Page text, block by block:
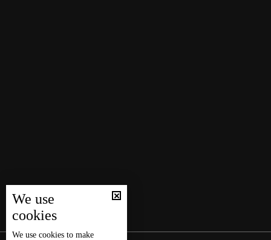
We use
cookies
We use cookies to make